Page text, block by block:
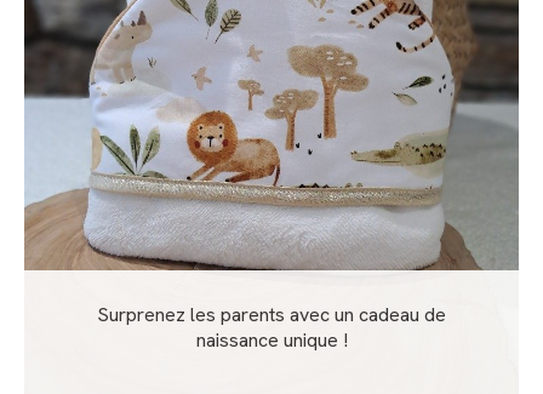
Surprenez les parents avec un cadeau de
naissance unique !